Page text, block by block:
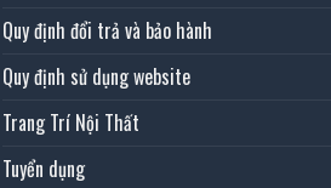
Quy định đổi trả và bảo hành
Quy định sử dụng website
Trang Trí Nội Thất
Tuyển dụng